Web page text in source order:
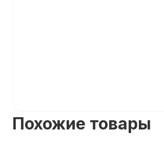
Похожие товары